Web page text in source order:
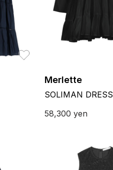
Merlette
SOLIMAN DRESS
58,300 yen